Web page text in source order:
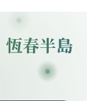
恆春半島